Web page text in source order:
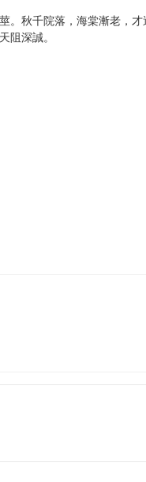
院落，海棠漸老，才過
阻深誠。